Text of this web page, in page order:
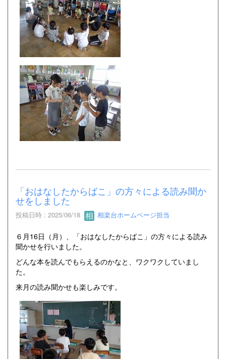
「おはなしたからばこ」の方々による読み聞か
せをしました
投稿日時 : 2025/06/18 相楽台ホームページ担当
６月16日（月）、「おはなしたからばこ」の方々による読み
聞かせを行いました。
どんな本を読んでもらえるのかなと、ワクワクしていまし
た。
来月の読み聞かせも楽しみです。